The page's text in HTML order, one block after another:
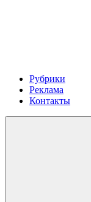
Рубрики
Реклама
Контакты